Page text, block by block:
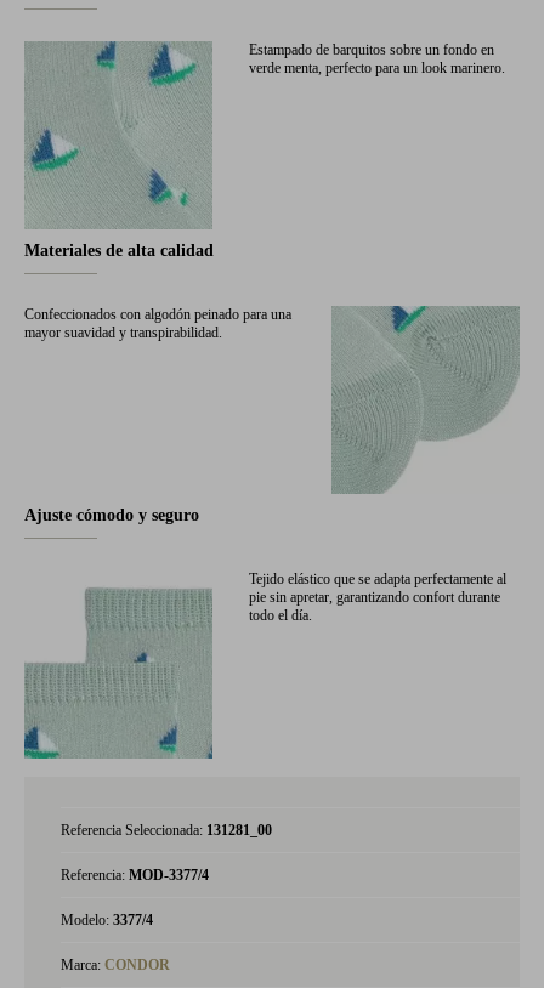
Estampado de barquitos sobre un fondo en
verde menta, perfecto para un look marinero.
Materiales de alta calidad
Confeccionados con algodón peinado para una
mayor suavidad y transpirabilidad.
Ajuste cómodo y seguro
Tejido elástico que se adapta perfectamente al
pie sin apretar, garantizando confort durante
todo el día.
Referencia Seleccionada: 131281_00
Referencia: MOD-3377/4
Modelo: 3377/4
Marca: CONDOR